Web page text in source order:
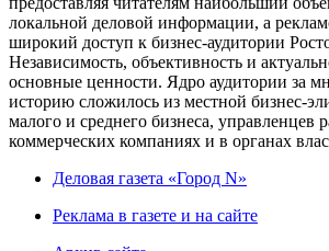
локальной деловой информации, а
широкий доступ к бизнес-аудитории
Независимость, объективность и
основные ценности. Ядро аудитории за
историю сложилось из местной бизнес-
малого и среднего бизнеса, управленцев
коммерческих компаниях и в органах
Деловая газета «Город N»
Реклама в газете и на сайте